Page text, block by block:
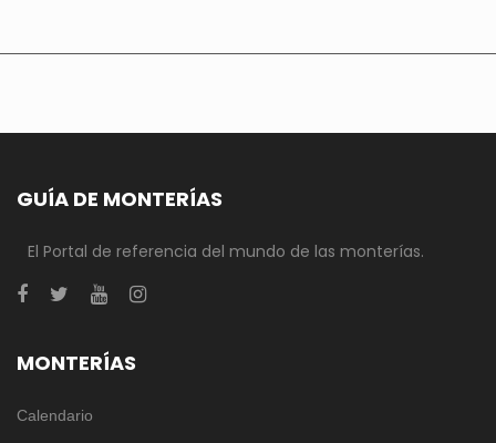
GUÍA DE MONTERÍAS
El Portal de referencia del mundo de las monterías.
MONTERÍAS
Calendario